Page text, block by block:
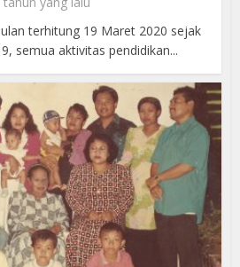
terhitung 19 Maret 2020 sejak
semua aktivitas pendidikan...